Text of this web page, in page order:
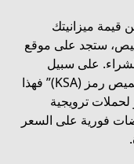
قيمة ميزانيتك
ستجد على موقع
على سبيل
المثال، إذا ظهر لك عرض محدد تحت الاسم “كود خصم متجر تميص رمز (KSA)” فهذا
ترويجية
فورية على السعر